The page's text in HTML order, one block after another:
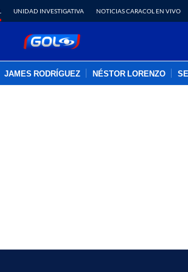
UNIDAD INVESTIGATIVA NOTICIAS CARACOL EN VIVO
JAMES RODRÍGUEZ NÉSTOR LORENZO